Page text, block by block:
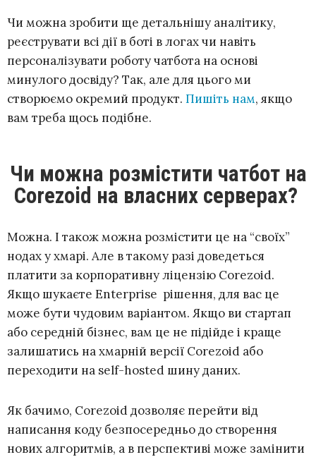
Чи можна зробити ще детальнішу аналітику,
реєструвати всі дії в боті в логах чи навіть
персоналізувати роботу чатбота на основі
минулого досвіду? Так, але для цього ми
створюємо окремий продукт. Пишіть нам, якщо
вам треба щось подібне.
Чи можна розмістити чатбот на
Corezoid на власних серверах?
Можна. І також можна розмістити це на “своїх”
нодах у хмарі. Але в такому разі доведеться
платити за корпоративну ліцензію Corezoid.
Якщо шукаєте Enterprise рішення, для вас це
може бути чудовим варіантом. Якщо ви стартап
або середній бізнес, вам це не підійде і краще
залишатись на хмарній версії Corezoid або
переходити на self-hosted шину даних.
Як бачимо, Corezoid дозволяє перейти від
написання коду безпосередньо до створення
нових алгоритмів, а в перспективі може замінити